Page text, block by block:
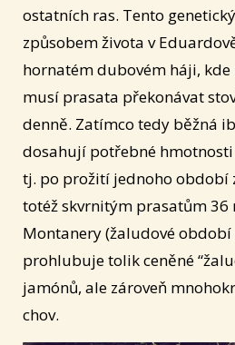
ostatních ras. Tento
způsobem života v
hornatém dubovém háji, kde
musí prasata překonávat
denně. Zatímco tedy běžná
dosahují potřebné hmotnosti
tj. po prožití jednoho období
totéž skvrnitým prasatům 36
Montanery (žaludové
prohlubuje tolik ceněné
jamónů, ale zároveň
chov.